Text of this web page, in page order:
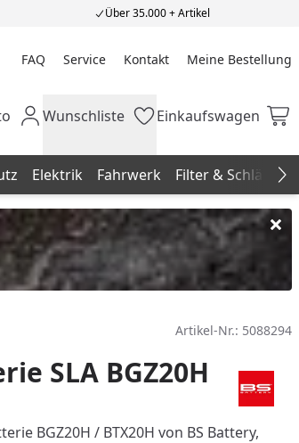
Über 35.000 + Artikel
FAQ Service Kontakt Meine Bestellung
Meine Bestellung
KontoWunschliste
Wunschliste Einkaufswagen
Einkaufswagen
Elektrik Fahrwerk Filter & Schläuche
Artikel-Nr.: 5088294
SLA BGZ20H
BGZ20H / BTX20H von BS Battery,